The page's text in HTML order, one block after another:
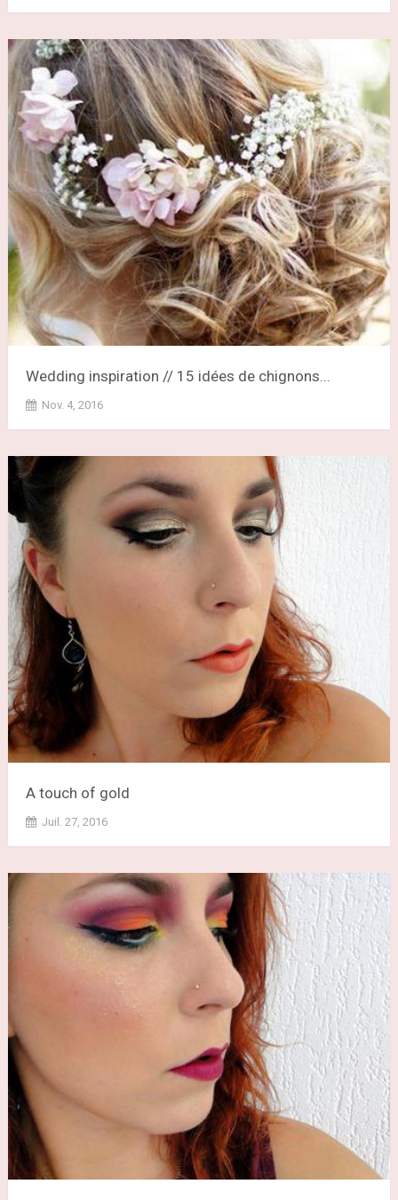
Wedding inspiration // 15 idées de chignons...
Nov. 4, 2016
A touch of gold
Juil. 27, 2016